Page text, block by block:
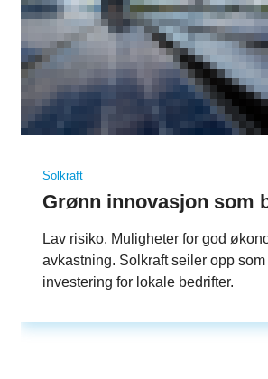
Solkraft
Grønn innovasjon som
Lav risiko. Muligheter for god
avkastning. Solkraft seiler opp som
investering for lokale bedrifter.